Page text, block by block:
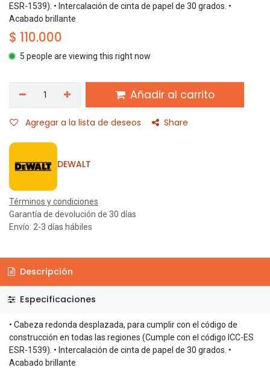
ESR-1539). • Intercalación de cinta de papel de 30 grados. •
Acabado brillante
$ 110.000
5 people are viewing this right now
Añadir al carrito
Agregar a la lista de deseos Share
DEWALT
Términos y condiciones
Garantía de devolución de 30 días
Envío: 2-3 días hábiles
Descripción
Especificaciones
• Cabeza redonda desplazada, para cumplir con el código de
construcción en todas las regiones (Cumple con el código ICC-ES
ESR-1539). • Intercalación de cinta de papel de 30 grados. •
Acabado brillante